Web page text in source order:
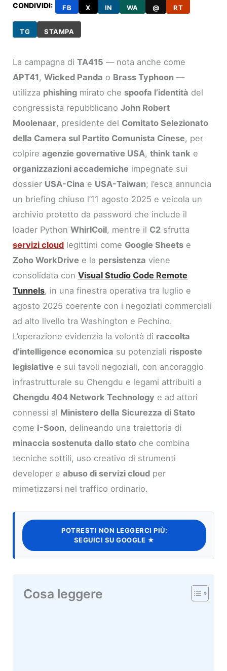
CONDIVIDI: FB X IN WA @ RT
TG STAMPA
La campagna diTA415 — nota anche come
APT41,Wicked Panda o Brass Typhoon —
utilizza phishing mirato che spoofa l’identità del
congressista repubblicanoJohn Robert
Moolenaar, presidente del Comitato Selezionato
della Camera sul Partito Comunista Cinese, per
colpireagenzie governative USA,think tank e
organizzazioni accademiche impegnate sui
dossier USA-Cina e USA-Taiwan; l’esca annuncia
un briefing chiuso l’11 agosto 2025 e veicola un
archivio protetto da password che include il
loader PythonWhirlCoil, mentre il C2 sfrutta
servizi cloud legittimi come Google Sheets e
Zoho WorkDrive e la persistenza viene
consolidata conVisual Studio Code Remote
Tunnels, in una finestra operativa tra luglio e
agosto 2025 coerente con i negoziati commerciali
ad alto livello tra Washington e Pechino.
L’operazione evidenzia la volontà di raccolta
d’intelligence economica su potenziali risposte
legislative e sui tavoli negoziali, con ancoraggio
infrastrutturale su Chengdu e legami attribuiti a
Chengdu 404 Network Technology e ad attori
connessi al Ministero della Sicurezza di Stato
come I-Soon, delineando una traiettoria di
minaccia sostenuta dallo stato che combina
tecniche sottili, uso creativo di strumenti
developer eabuso di servizi cloud per
mimetizzarsi nel traffico ordinario.
POTRESTI NON LEGGERCI PIÙ:
SEGUICI SU GOOGLE ★
Cosa leggere